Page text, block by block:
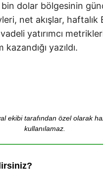
dolar bölgesinin
net akışlar, haftalık
yatırımcı
yazıldı.
ekibi tarafından özel olarak
kullanılamaz.